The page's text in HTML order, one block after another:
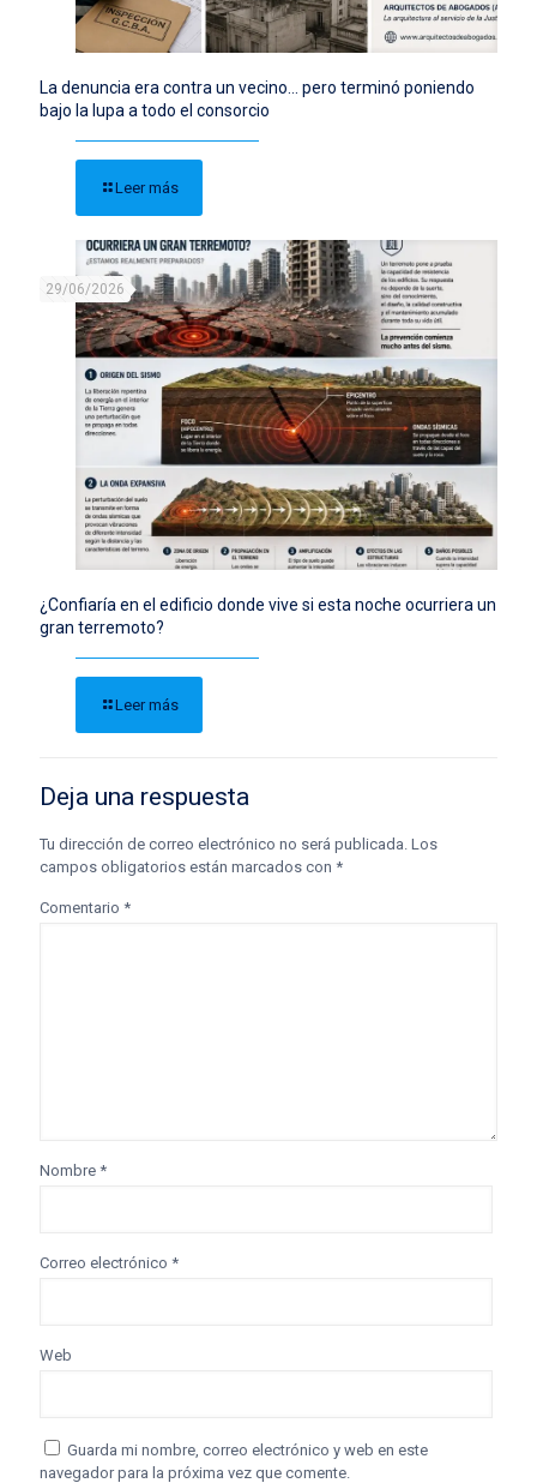
La denuncia era contra un vecino… pero terminó poniendo
bajo la lupa a todo el consorcio
Leer más
29/06/2026
¿Confiaría en el edificio donde vive si esta noche ocurriera un
gran terremoto?
Leer más
Deja una respuesta
Tu dirección de correo electrónico no será publicada. Los
campos obligatorios están marcados con *
Comentario *
Nombre *
Correo electrónico *
Web
Guarda mi nombre, correo electrónico y web en este
navegador para la próxima vez que comente.